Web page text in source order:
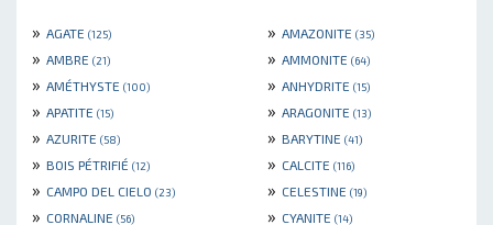
» AGATE (125) » AMAZONITE (35)
» AMBRE (21) » AMMONITE (64)
» AMÉTHYSTE (100) » ANHYDRITE (15)
» APATITE (15) » ARAGONITE (13)
» AZURITE (58) » BARYTINE (41)
» BOIS PÉTRIFIÉ (12) » CALCITE (116)
» CAMPO DEL CIELO (23) » CELESTINE (19)
» CORNALINE (56) » CYANITE (14)